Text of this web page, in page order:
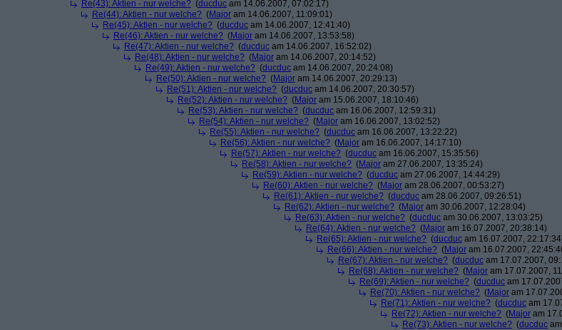
Re(43): Aktien - nur welche? (ducduc am 14.06.2007, 07:02:17)
Re(44): Aktien - nur welche? (Major am 14.06.2007, 11:09:01)
Re(45): Aktien - nur welche? (ducduc am 14.06.2007, 12:41:40)
Re(46): Aktien - nur welche? (Major am 14.06.2007, 13:53:58)
Re(47): Aktien - nur welche? (ducduc am 14.06.2007, 16:52:02)
Re(48): Aktien - nur welche? (Major am 14.06.2007, 20:14:52)
Re(49): Aktien - nur welche? (ducduc am 14.06.2007, 20:24:08)
Re(50): Aktien - nur welche? (Major am 14.06.2007, 20:29:13)
Re(51): Aktien - nur welche? (ducduc am 14.06.2007, 20:30:57)
Re(52): Aktien - nur welche? (Major am 15.06.2007, 18:10:46)
Re(53): Aktien - nur welche? (ducduc am 16.06.2007, 12:59:31)
Re(54): Aktien - nur welche? (Major am 16.06.2007, 13:02:52)
Re(55): Aktien - nur welche? (ducduc am 16.06.2007, 13:22:22)
Re(56): Aktien - nur welche? (Major am 16.06.2007, 14:17:10)
Re(57): Aktien - nur welche? (ducduc am 16.06.2007, 15:35:56)
Re(58): Aktien - nur welche? (Major am 27.06.2007, 13:35:24)
Re(59): Aktien - nur welche? (ducduc am 27.06.2007, 14:44:29)
Re(60): Aktien - nur welche? (Major am 28.06.2007, 00:53:27)
Re(61): Aktien - nur welche? (ducduc am 28.06.2007, 09:26:51)
Re(62): Aktien - nur welche? (Major am 30.06.2007, 12:28:04)
Re(63): Aktien - nur welche? (ducduc am 30.06.2007, 13:03:25)
Re(64): Aktien - nur welche? (Major am 16.07.2007, 20:38:14)
Re(65): Aktien - nur welche? (ducduc am 16.07.2007,
Re(66): Aktien - nur welche? (Major am 16.07.2007,
Re(67): Aktien - nur welche? (ducduc am 17.07.2007,
Re(68): Aktien - nur welche? (Major am 17.07.2007,
Re(69): Aktien - nur welche? (ducduc am
Re(70): Aktien - nur welche? (Major am
Re(71): Aktien - nur welche? (ducduc am
Re(72): Aktien - nur welche? (Major am
Re(73): Aktien - nur welche? (ducduc